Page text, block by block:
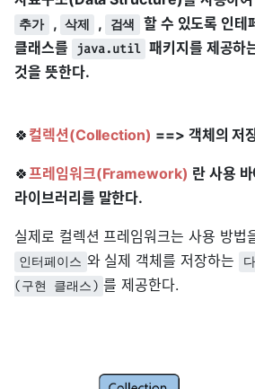
추가 , 삭제 , 검색
할 수 있도록 인테
클래스를
java.util 패키지를 제공하
것을 뜻한다.
🍀 컬렉션(Collection) ==> 객체의 저
🍀프레임워크(Framework) 란 사용
라이브러리를 말한다.
실제로 컬렉션 프레임워크는 사용 방법
인터페이스 와 실제 객체를 저장하는
(구현 클래스) 를 제공한다.